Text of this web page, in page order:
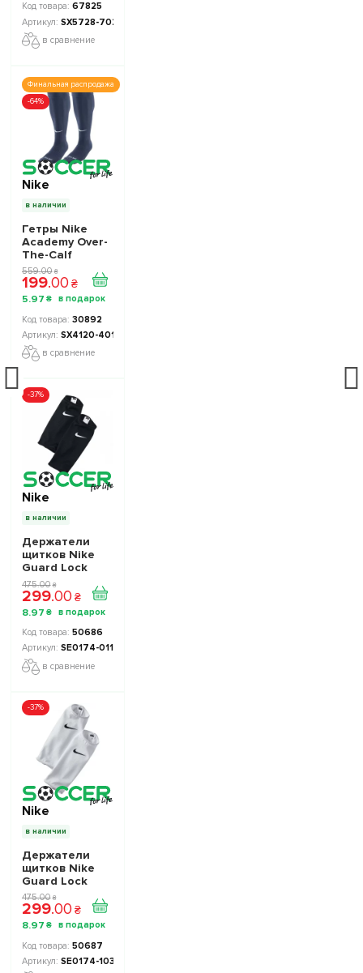
67825
SX5728-702
в сравнение
Финальная распродажа
-64%
Nike
в наличии
Гетры Nike
Academy Over-
The-Calf
Football Socks
SX4120-401 -
Официальная
Продукция
559.00 ₴
199.00 ₴
5.97 ₴
30892
SX4120-401
в сравнение
-37%
Nike
в наличии
Держатели
щитков Nike
Guard Lock
SE0174-011 -
Официальная
Продукция
475.00 ₴
299.00 ₴
8.97 ₴
50686
SE0174-011
в сравнение
-37%
Nike
в наличии
Держатели
щитков Nike
Guard Lock
SE0174-103 -
Официальная
Продукция
475.00 ₴
299.00 ₴
8.97 ₴
50687
SE0174-103